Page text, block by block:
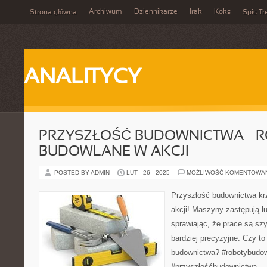
Strona główna Archiwum Dziennikarze Irak Koks Spis
ANALITYCY
PRZYSZŁOŚĆ BUDOWNICTWA –
BUDOWLANE W AKCJI
POSTED BY ADMIN LUT - 26 - 2025 MOŻLIWOŚĆ
Przyszłość budownictwa
akcji! Maszyny zastępują
sprawiając, że prace są
bardziej precyzyjne. Czy
budownictwa?